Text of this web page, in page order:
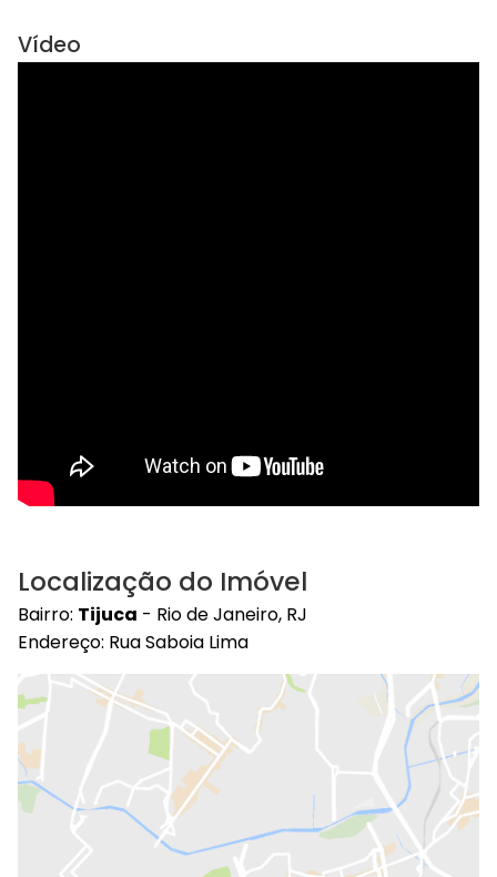
Vídeo
Localização do Imóvel
Bairro: Tijuca - Rio de Janeiro, RJ
Endereço: Rua Saboia Lima